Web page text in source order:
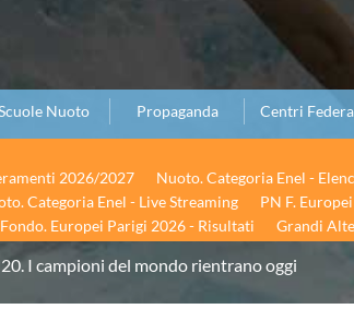
Nuoto Propaganda Centri
2026/2027
Nuoto. Categoria Enel -
Categoria Enel - Live Streaming PN F.
Fondo. Europei Parigi 2026 - Risultati Grandi
I campioni del mondo rientrano oggi